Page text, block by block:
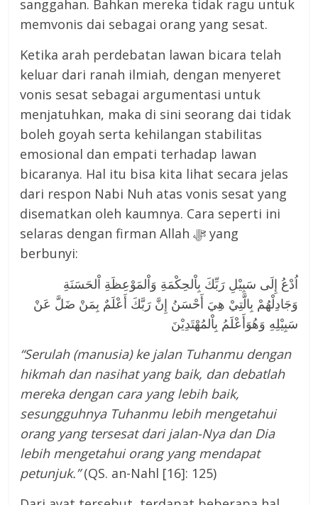
sanggahan. Bahkan mereka tidak ragu untuk
memvonis dai sebagai orang yang sesat.
Ketika arah perdebatan lawan bicara telah
keluar dari ranah ilmiah, dengan menyeret
vonis sesat sebagai argumentasi untuk
menjatuhkan, maka di sini seorang dai tidak
boleh goyah serta kehilangan stabilitas
emosional dan empati terhadap lawan
bicaranya. Hal itu bisa kita lihat secara jelas
dari respon Nabi Nuh atas vonis sesat yang
disematkan oleh kaumnya. Cara seperti ini
selaras dengan firman Allah ﷻ yang
berbunyi:
اُدْعُ إِلَى سَبِيْلِ رَبِّكَ بِاْلحِكْمَةِ وَاْلمَوْعِظَةِ اْلحَسَنَةِ
وَجَادِلْهُمْ بِالَّتِيْ هِيَ أَحْسَنُ إِنَّ رَبَّكَ أَعْلَمٌ بِمَنْ ضَلَّ عَنْ
سَبِيْلِهِ وَهُوَأَعْلَمُ بِاْلمُهْتَدِيْنَ
“Serulah (manusia) ke jalan Tuhanmu dengan
hikmah dan nasihat yang baik, dan debatlah
mereka dengan cara yang lebih baik,
sesungguhnya Tuhanmu lebih mengetahui
orang yang tersesat dari jalan-Nya dan Dia
lebih mengetahui orang yang mendapat
petunjuk.”(QS. an-Nahl [16]: 125)